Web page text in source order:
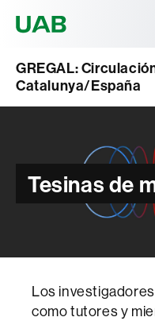
GREGAL:
Catalunya/España
Tesinas de
Los
como tutores y